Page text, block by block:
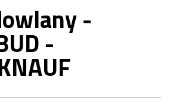
-
-